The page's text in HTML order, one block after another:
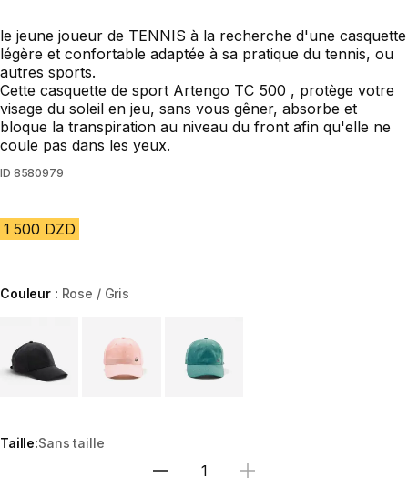
le jeune joueur de TENNIS à la recherche d'une casquette
légère et confortable adaptée à sa pratique du tennis, ou
autres sports.
Cette casquette de sport Artengo TC 500 , protège votre
visage du soleil en jeu, sans vous gêner, absorbe et
bloque la transpiration au niveau du front afin qu'elle ne
coule pas dans les yeux.
ID 8580979
1 500 DZD
Couleur : Rose / Gris
Taille:Sans taille
Sélectionnez la quantité